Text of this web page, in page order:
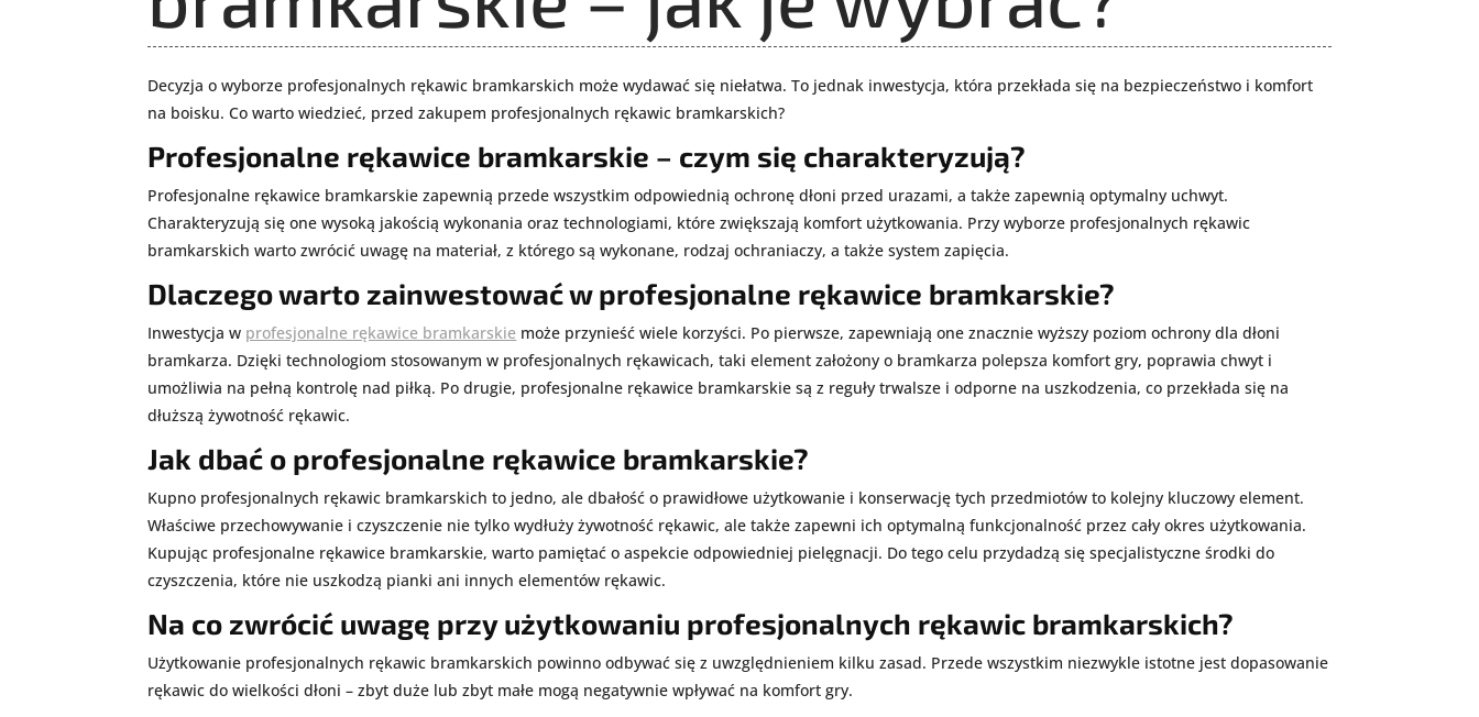
Decyzja o wyborze profesjonalnych rękawic bramkarskich może wydawać się niełatwa. To jednak inwestycja, która przekłada się na bezpieczeństwo i komfort
na boisku. Co warto wiedzieć, przed zakupem profesjonalnych rękawic bramkarskich?
Profesjonalne rękawice bramkarskie – czym się charakteryzują?
Profesjonalne rękawice bramkarskie zapewnią przede wszystkim odpowiednią ochronę dłoni przed urazami, a także zapewnią optymalny uchwyt.
Charakteryzują się one wysoką jakością wykonania oraz technologiami, które zwiększają komfort użytkowania. Przy wyborze profesjonalnych rękawic
bramkarskich warto zwrócić uwagę na materiał, z którego są wykonane, rodzaj ochraniaczy, a także system zapięcia.
Dlaczego warto zainwestować w profesjonalne rękawice bramkarskie?
Inwestycja w profesjonalne rękawice bramkarskie może przynieść wiele korzyści. Po pierwsze, zapewniają one znacznie wyższy poziom ochrony dla dłoni
bramkarza. Dzięki technologiom stosowanym w profesjonalnych rękawicach, taki element założony o bramkarza polepsza komfort gry, poprawia chwyt i
umożliwia na pełną kontrolę nad piłką. Po drugie, profesjonalne rękawice bramkarskie są z reguły trwalsze i odporne na uszkodzenia, co przekłada się na
dłuższą żywotność rękawic.
Jak dbać o profesjonalne rękawice bramkarskie?
Kupno profesjonalnych rękawic bramkarskich to jedno, ale dbałość o prawidłowe użytkowanie i konserwację tych przedmiotów to kolejny kluczowy element.
Właściwe przechowywanie i czyszczenie nie tylko wydłuży żywotność rękawic, ale także zapewni ich optymalną funkcjonalność przez cały okres użytkowania.
Kupując profesjonalne rękawice bramkarskie, warto pamiętać o aspekcie odpowiedniej pielęgnacji. Do tego celu przydadzą się specjalistyczne środki do
czyszczenia, które nie uszkodzą pianki ani innych elementów rękawic.
Na co zwrócić uwagę przy użytkowaniu profesjonalnych rękawic bramkarskich?
Użytkowanie profesjonalnych rękawic bramkarskich powinno odbywać się z uwzględnieniem kilku zasad. Przede wszystkim niezwykle istotne jest dopasowanie
rękawic do wielkości dłoni – zbyt duże lub zbyt małe mogą negatywnie wpływać na komfort gry.